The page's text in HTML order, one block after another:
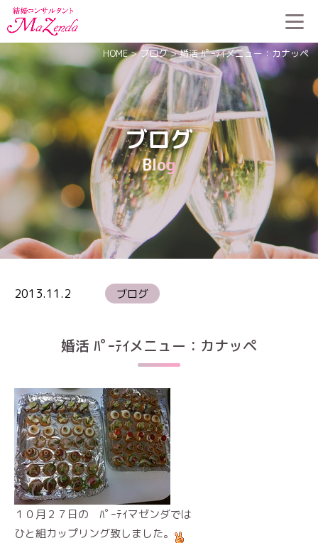
ブログ
Blog
HOME>ブログ>婚活 ﾊﾟｰﾃｲメニュー：カナッペ
2013.11.2 ブログ
婚活 ﾊﾟｰﾃｲメニュー：カナッペ
１０月２７日の ﾊﾟｰﾃｲマゼンダでは
ひと組カップリング致しました。